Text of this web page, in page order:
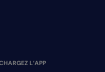
L’APP